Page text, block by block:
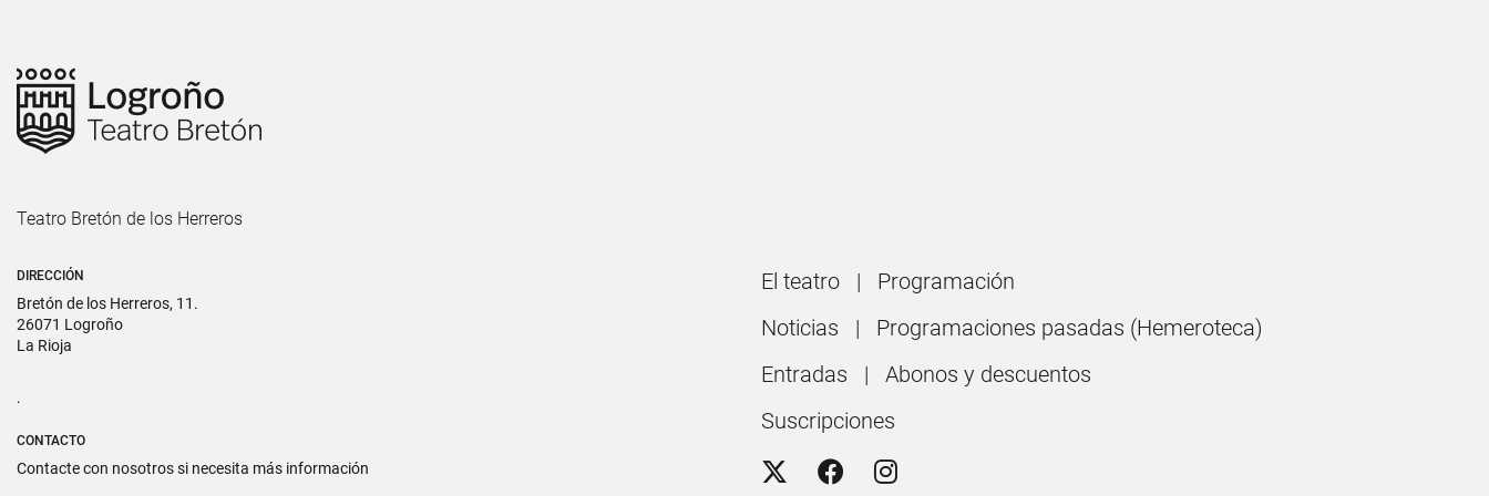
Teatro Bretón de los Herreros
DIRECCIÓN
Bretón de los Herreros, 11.
26071 Logroño
La Rioja
.
CONTACTO
Contacte con nosotros si necesita más información
El teatro
Programación
Noticias
Programaciones pasadas (Hemeroteca)
Entradas
Abonos y descuentos
Suscripciones